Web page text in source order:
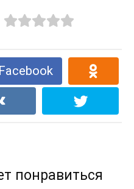
понравиться